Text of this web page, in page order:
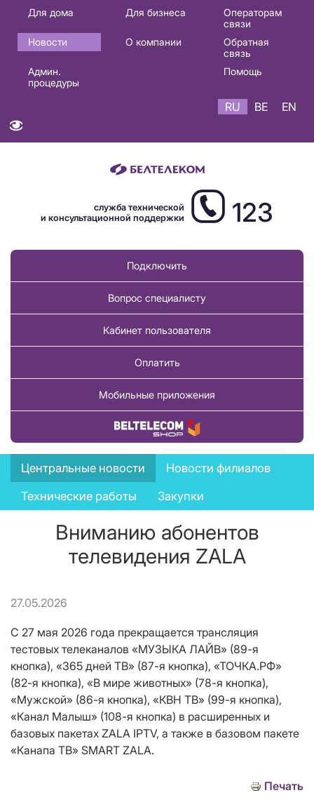
Основная
навигация
RU
Для дома Для бизнеса
Операторам
связи
Новости
О компании
Обратная
связь
Админ.
процедуры
Помощь
RU BE EN
служба технической
и консультационной поддержки
123
Подключить
Вопрос специалисту
Кабинет пользователя
Оплатить
Мобильные приложения
Купить товар
News
menu
Центральные новости
Новости филиалов
Технические работы
Закупки
Вниманию абонентов
телевидения ZALA
27.05.2026
С 27 мая 2026 года прекращается трансляция
тестовых телеканалов «МУЗЫКА ЛАЙВ» (89-я
кнопка), «365 дней ТВ» (87-я кнопка), «ТОЧКА.РФ»
(82-я кнопка), «В мире животных» (78-я кнопка),
«Мужской» (86-я кнопка), «КВН ТВ» (99-я кнопка),
«Канал Малыш» (108-я кнопка) в расширенных и
базовых пакетах ZALA IPTV, а также в базовом пакете
«Канапа ТВ» SMART ZALA.
Печать